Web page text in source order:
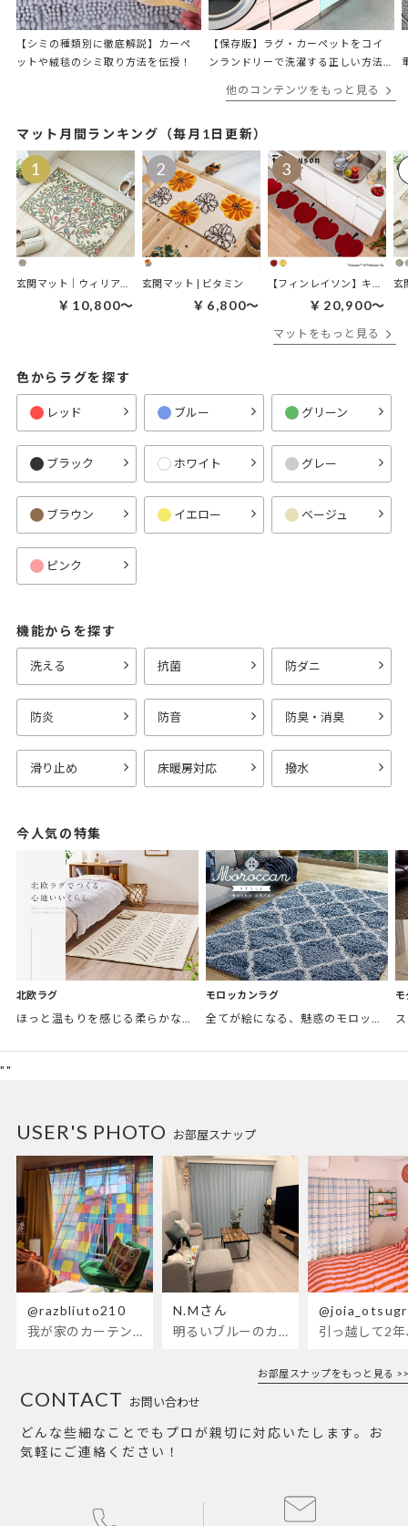
【シミの種類別に徹底解説】カーペ
ットや絨毯のシミ取り方法を伝授！
【保存版】ラグ・カーペットをコイ
ンランドリーで洗濯する正しい方法
他のコンテンツをもっと見る
マット月間ランキング（毎月1日更新）
玄関マット｜ウィリアムモリス ケルムスコットツリー
￥10,800～
玄関マット | ビタミン
￥6,800～ ￥20,900～
マットをもっと見る
色からラグを探す
レッド ブルー グリーン
ブラック ホワイト グレー
ブラウン イエロー ベージュ
ピンク
機能からを探す
洗える 抗菌 防ダニ
防炎 防音 防臭・消臭
滑り止め 床暖房対応 撥水
今人気の特集
北欧ラグ
ほっと温もりを感じる柔らかな表情のものから、お部屋をぱっと明るくしているブライトカラーのアイテムまで幅広くご用意しました。
モロッカンラグ
""
お部屋スナップ
USER'S PHOTO
@razbliuto210
我が家のカーテンが新しくなりました🌼早起きが超絶苦手な私が、思わず朝カーテンを開けて光合成するようになったステンドグラスカーテン…！
N.Mさん
明るいブルーのカーテンで、部屋全体が明るく。白を基調とした部屋にぴったりです。
お部屋スナップをもっと見る >>
お問い合わせ
CONTACT
どんな些細なことでもプロが親切に対応いたします。お
気軽にご連絡ください！